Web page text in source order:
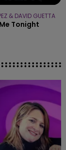
& DAVID GUETTA
Tonight